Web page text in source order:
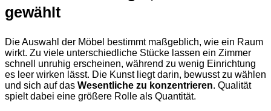
gewählt
Die Auswahl der Möbel bestimmt maßgeblich, wie ein Raum
wirkt. Zu viele unterschiedliche Stücke lassen ein Zimmer
schnell unruhig erscheinen, während zu wenig Einrichtung
es leer wirken lässt. Die Kunst liegt darin, bewusst zu wählen
und sich auf das Wesentliche zu konzentrieren. Qualität
spielt dabei eine größere Rolle als Quantität.